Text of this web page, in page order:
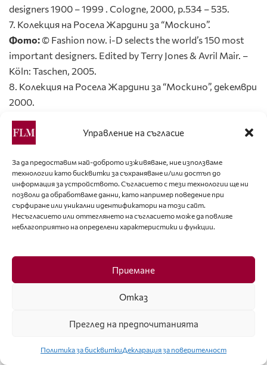
Управление на съгласие
За да предоставим най-доброто изживяване, ние използваме
технологии като бисквитки за съхраняване и/или достъп до
информация за устройството. Съгласието с тези технологии ще ни
позволи да обработваме данни, като например поведение при
сърфиране или уникални идентификатори на този сайт.
Несъгласието или оттеглянето на съгласието може да повлияе
неблагоприятно на определени характеристики и функции.
Приемане
Отказ
Преглед на предпочитанията
Политика за бисквиткиДекларация за поверителност
designers 1900 – 1999 . Cologne, 2000, p.534 – 535.
7. Колекция на Росела Жардини за “Москино”.
Фото:© Fashion now. i-D selects the world’s 150 most
important designers. Edited by Terry Jones & Avril Mair. –
Köln: Taschen, 2005.
8. Колекция на Росела Жардини за “Москино”, декември
2000.
now. i-D selects the world’s 150 most important designers.
Edited by Terry Jones & Avril Mair. – Köln: Taschen, 2005.
9. Аксесоари на “Москино”, есен-зима 2005-2006.
10. Колекция на Росела Жардини за “Москино”, есен-
зима 2007 – 2008.
Фото:© “Moschino”
11. – 12. Колекция на Росела Жардини за “Москино”,
13. – 14. Колекция на Росела Жардини за “Москино”,
Брой 29